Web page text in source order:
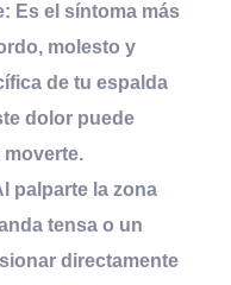
Es el síntoma más
molesto y
de tu espalda
dolor puede
moverte.
palparte la zona
tensa o un
directamente